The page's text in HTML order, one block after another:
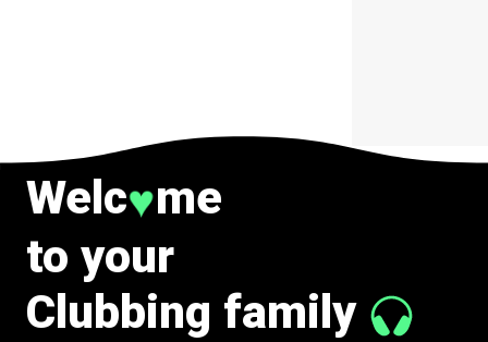
Welc♥me
to your
Clubbing family